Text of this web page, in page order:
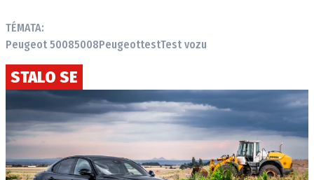
TÉMATA:
Peugeot 50085008PeugeottestTest vozu
STALO SE